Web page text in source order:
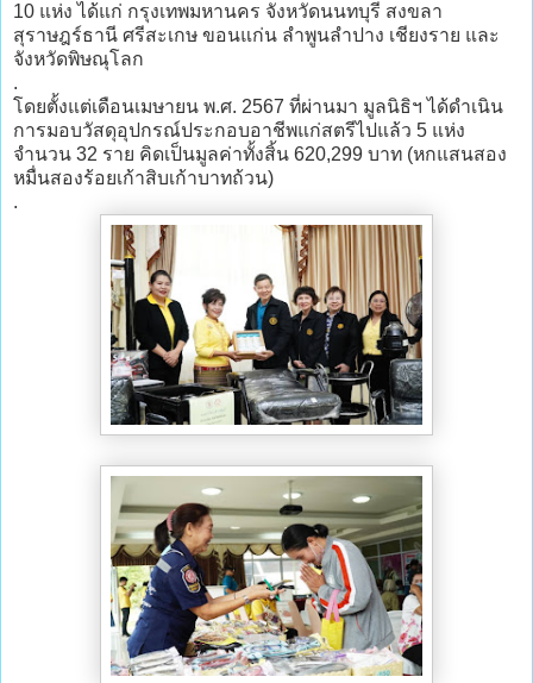
10 แห่ง ได้แก่ กรุงเทพมหานคร จังหวัดนนทบุรี สงขลา
สุราษฎร์ธานี ศรีสะเกษ ขอนแก่น ลำพูนลำปาง เชียงราย และ
จังหวัดพิษณุโลก
.
โดยตั้งแต่เดือนเมษายน พ.ศ. 2567 ที่ผ่านมา มูลนิธิฯ ได้ดำเนิน
การมอบวัสดุอุปกรณ์ประกอบอาชีพแก่สตรีไปแล้ว 5 แห่ง
จำนวน 32 ราย คิดเป็นมูลค่าทั้งสิ้น 620,299 บาท (หกแสนสอง
หมื่นสองร้อยเก้าสิบเก้าบาทถ้วน)
.